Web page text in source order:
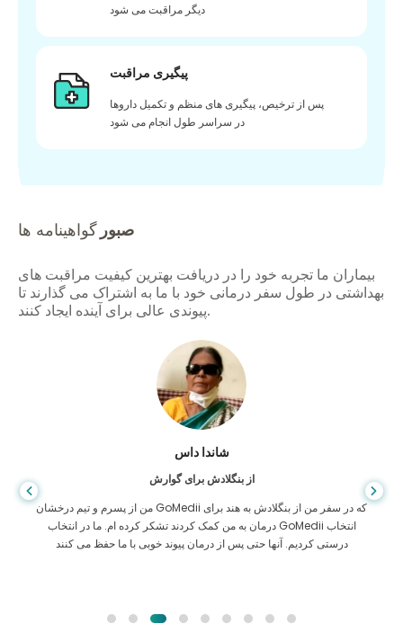
دیگر مراقبت می شود
پیگیری مراقبت
پس از ترخیص، پیگیری های منظم و تکمیل داروها
در سراسر طول انجام می شود
صبور گواهینامه ها
بیماران ما تجربه خود را در دریافت بهترین کیفیت مراقبت های
بهداشتی در طول سفر درمانی خود با ما به اشتراک می گذارند تا
پیوندی عالی برای آینده ایجاد کنند.
شاندا داس
از بنگلادش برای گوارش
من از پسرم و تیم درخشان GoMedii که در سفر من از بنگلادش به هند برای
درمان به من کمک کردند تشکر کرده ام. ما در انتخاب GoMedii انتخاب
درستی کردیم. آنها حتی پس از درمان پیوند خوبی با ما حفظ می کنند